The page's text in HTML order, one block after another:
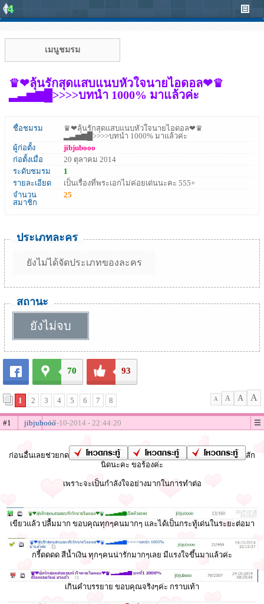
เมนูชมรม
♛❤ลุ้นรักสุดแสบแนบหัวใจนายไอดอล❤♛
▂▃▅▆█>>>>บทนำ 1000% มาแล้วค่ะ
ชื่อชมรม
♛❤ลุ้นรักสุดแสบแนบหัวใจนายไอดอล❤♛
▂▃▅▆█>>>>บทนำ 1000% มาแล้วค่ะ
ผู้ก่อตั้ง
jibjubooo
ก่อตั้งเมื่อ
20 ตุลาคม 2014
ระดับชมรม
1
รายละเอียด
เป็นเรื่องที่พระเอกไม่ค่อยเด่นนะคะ 555+
จำนวน
สมาชิก
25
ประเภทละคร
ยังไม่ได้จัดประเภทของละคร
สถานะ
ยังไม่จบ
70 93
1 2 3 4 5 6 7 8 A A A A
#1 jibjubooo17-10-2014 - 22:44:20
ก่อนอื่นเลยช่วยกด
สัก
นิดนะคะ ขอร้องค่ะ
เพราะจะเป็นกำลังใจอย่างมากในการทำต่อ
เขียวแล้ว ปลื้มมาก ขอบคุณทุกๆคนมากๆ และได้เป็นกระทู้เด่นในระยะต่อมา
กรี้ดดดด สีน้ำเงิน ทุกๆคนน่ารักมากๆเลย มีแรงใจขึ้นมาแล้วค่ะ
เกินคำบรรยาย ขอบคุณจริงๆค่ะ กราบเท้า